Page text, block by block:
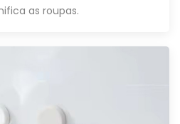
as roupas.